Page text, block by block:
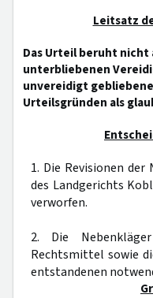
Leitsatz
Das Urteil beruht
unterbliebenen
unvereidigt
Urteilsgründen als
1. Die Revisionen
des Landgerichts
verworfen.
2. Die
Rechtsmittel sowie
entstandenen